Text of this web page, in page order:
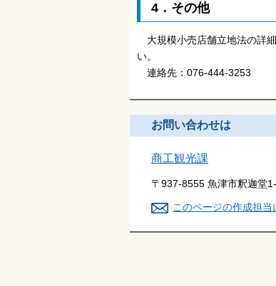
4．その他
大規模小売店舗立地法の詳
い。
連絡先：076-444-3253
お問い合わせは
商工観光課
〒937-8555 魚津市釈迦堂
このページの作成担当